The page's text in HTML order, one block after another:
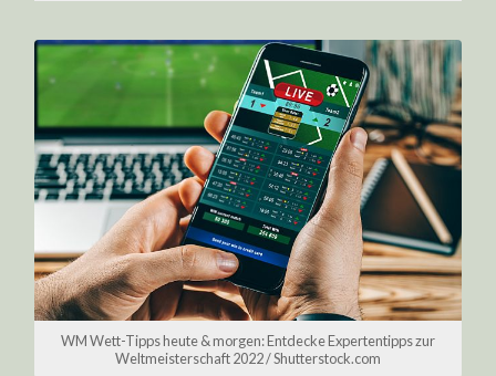
WM Wett-Tipps heute & morgen: Entdecke Expertentipps zur
Weltmeisterschaft 2022 / Shutterstock.com